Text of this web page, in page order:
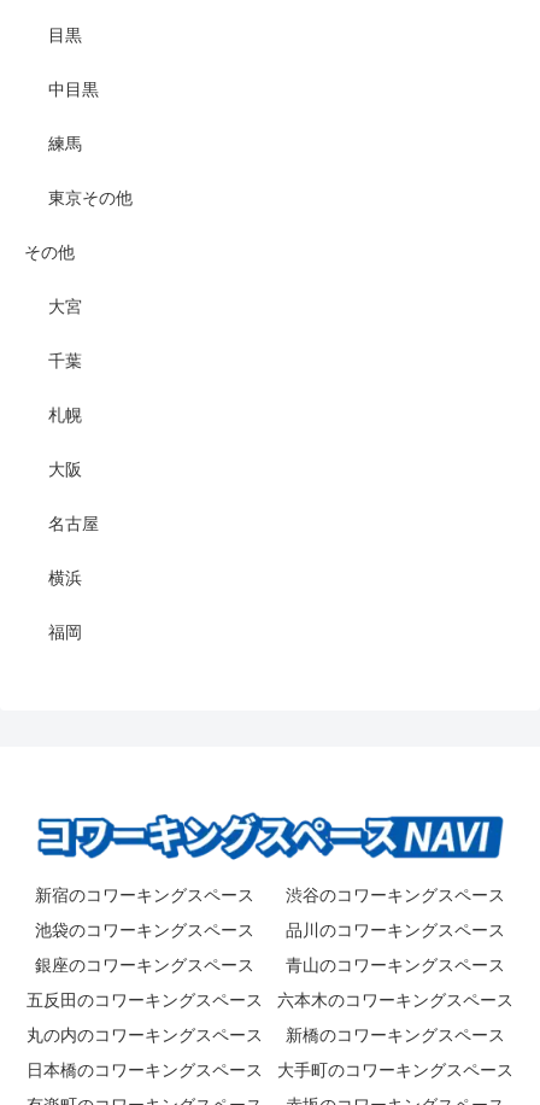
目黒
中目黒
練馬
東京その他
その他
大宮
千葉
札幌
大阪
名古屋
横浜
福岡
新宿のコワーキングスペース
渋谷のコワーキングスペース
池袋のコワーキングスペース
品川のコワーキングスペース
銀座のコワーキングスペース
青山のコワーキングスペース
五反田のコワーキングスペース
六本木のコワーキングスペース
丸の内のコワーキングスペース
新橋のコワーキングスペース
日本橋のコワーキングスペース
大手町のコワーキングスペース